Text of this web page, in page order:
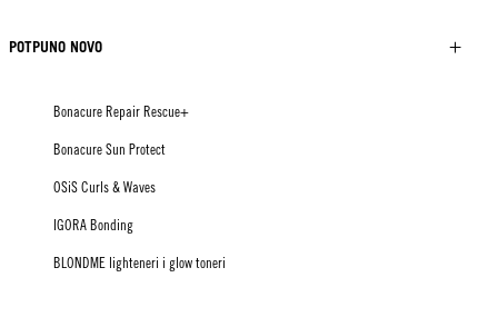
POTPUNO NOVO
Bonacure Repair Rescue+
Bonacure Sun Protect
OSiS Curls & Waves
IGORA Bonding
BLONDME lighteneri i glow toneri